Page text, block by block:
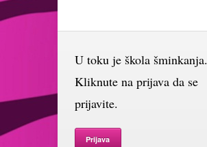
U toku je škola šminkanja.
Kliknute na prijava da se
prijavite.
Prijava